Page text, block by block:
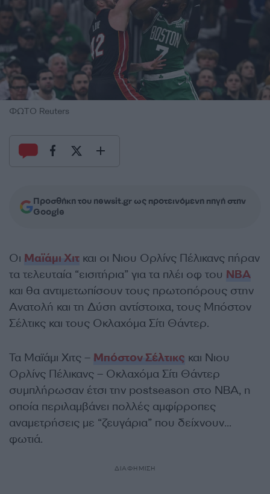
ΦΩΤΟ Reuters
Προσθήκη του newsit.gr ως προτεινόμενη πηγή στην
Google
Οι Μαϊάμι Χιτ και οι Νιου Ορλίνς Πέλικανς πήραν
τα τελευταία “εισιτήρια” για τα πλέι οφ του NBA
και θα αντιμετωπίσουν τους πρωτοπόρους στην
Ανατολή και τη Δύση αντίστοιχα, τους Μπόστον
Σέλτικς και τους Οκλαχόμα Σίτι Θάντερ.
Τα Μαϊάμι Χιτς – Μπόστον Σέλτικς και Νιου
Ορλίνς Πέλικανς – Οκλαχόμα Σίτι Θάντερ
συμπλήρωσαν έτσι την postseason στο NBA, η
οποία περιλαμβάνει πολλές αμφίρροπες
αναμετρήσεις με “ζευγάρια” που δείχνουν…
φωτιά.
ΔΙΑΦΗΜΙΣΗ